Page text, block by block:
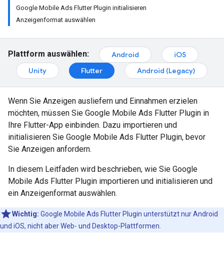
Google Mobile Ads Flutter Plugin initialisieren
Anzeigenformat auswählen
Plattform auswählen: Android
iOS
Unity
Flutter Android (Legacy)
Wenn Sie Anzeigen ausliefern und Einnahmen erzielen
möchten, müssen Sie Google Mobile Ads Flutter Plugin in
Ihre Flutter-App einbinden. Dazu importieren und
initialisieren Sie Google Mobile Ads Flutter Plugin, bevor
Sie Anzeigen anfordern.
In diesem Leitfaden wird beschrieben, wie Sie Google
Mobile Ads Flutter Plugin importieren und initialisieren und
ein Anzeigenformat auswählen.
Wichtig: Google Mobile Ads Flutter Plugin unterstützt nur Android
und iOS, nicht aber Web- und Desktop-Plattformen.